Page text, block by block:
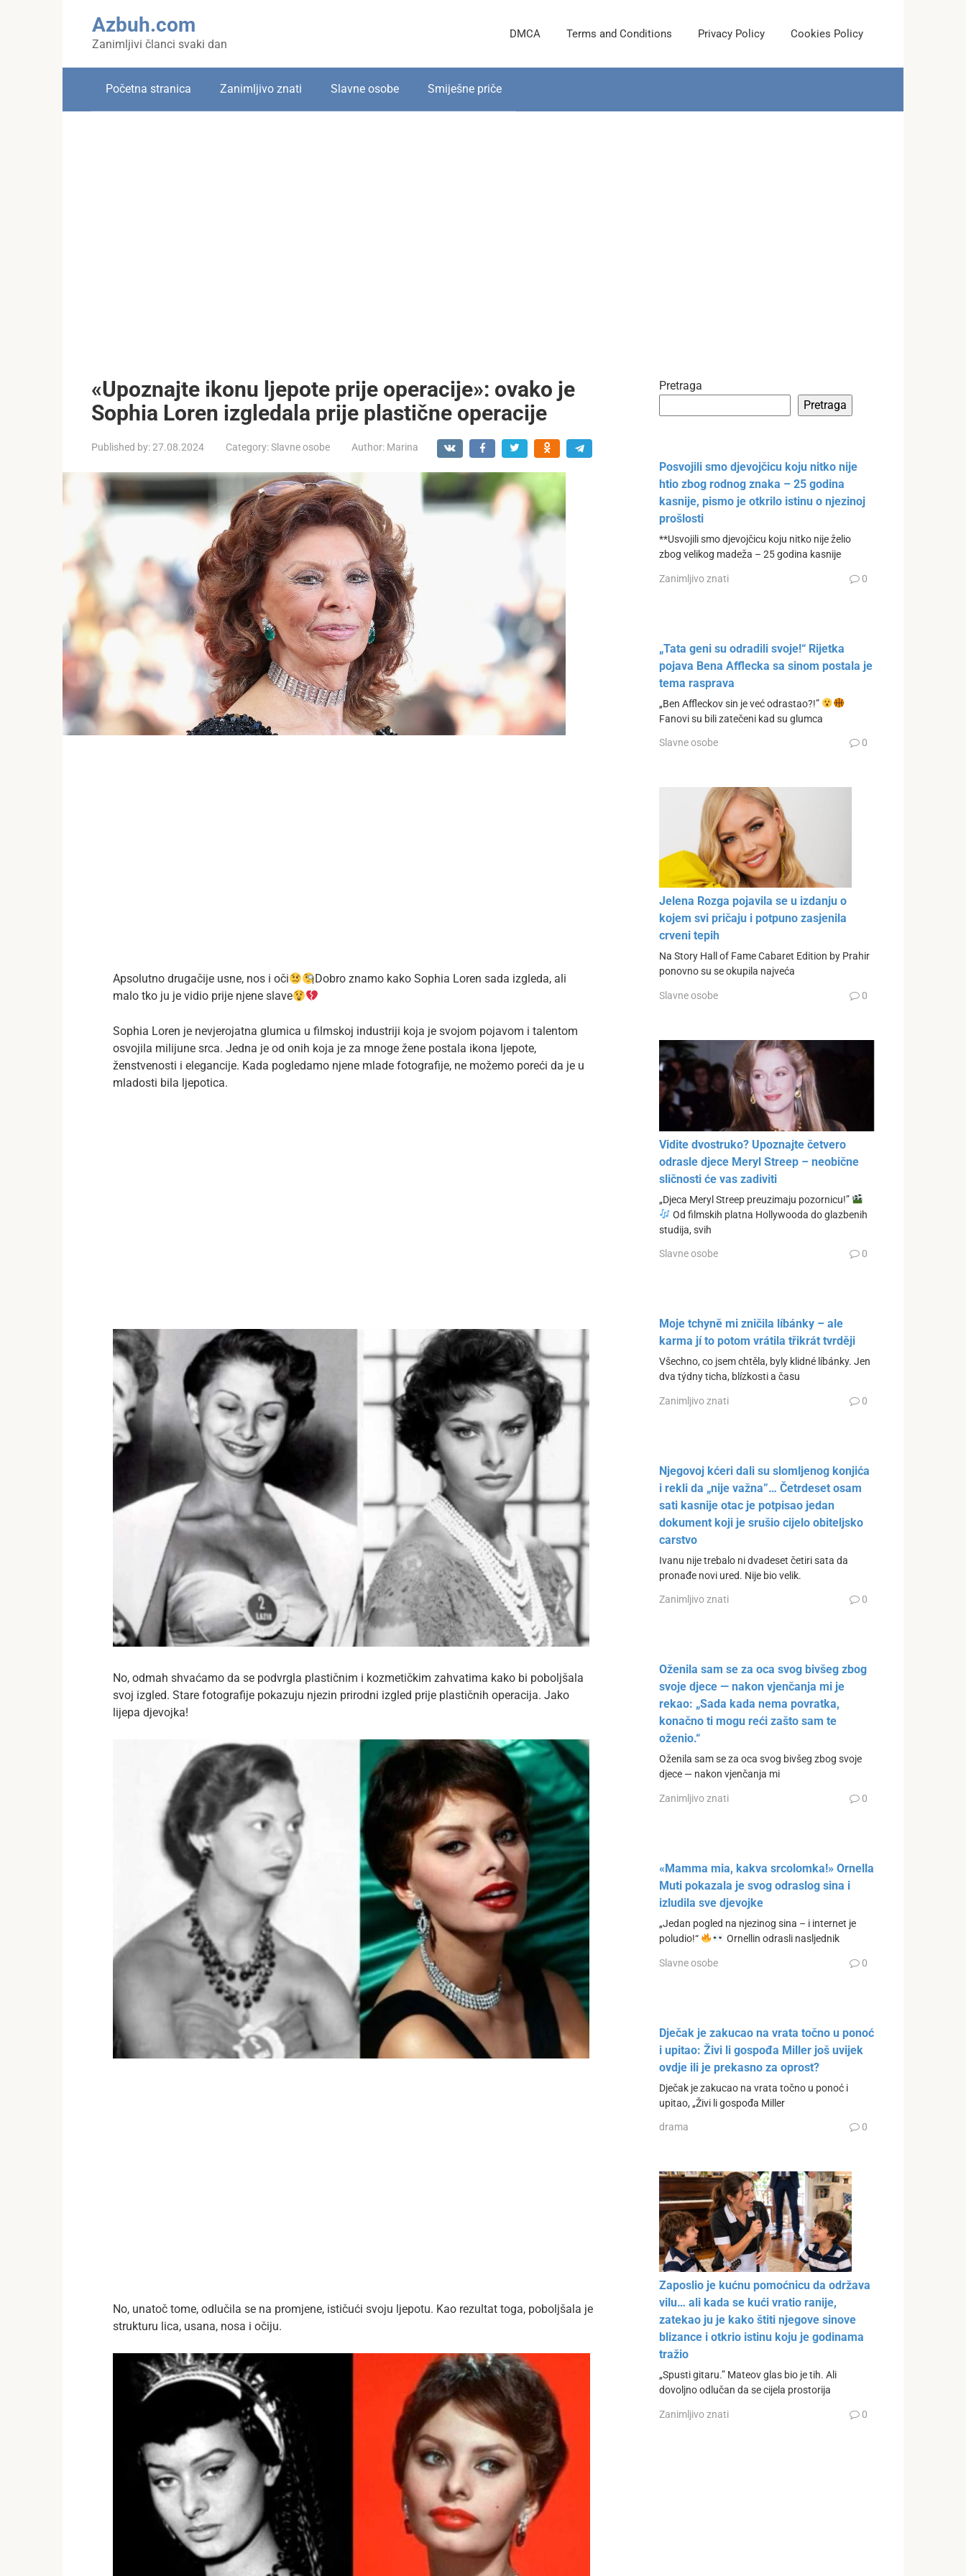
Azbuh.com
Zanimljivi članci svaki dan
DMCA Terms and Conditions Privacy Policy Cookies Policy
Početna stranica Zanimljivo znati Slavne osobe Smiješne priče
«Upoznajte ikonu ljepote prije operacije»: ovako je
Sophia Loren izgledala prije plastične operacije
Published by:27.08.2024 Category:Slavne osobe Author: Marina
Apsolutno drugačije usne, nos i oči
Dobro znamo kako Sophia Loren sada izgleda, ali
malo tko ju je vidio prije njene slave
Sophia Loren je nevjerojatna glumica u filmskoj industriji koja je svojom pojavom i talentom
osvojila milijune srca. Jedna je od onih koja je za mnoge žene postala ikona ljepote,
ženstvenosti i elegancije. Kada pogledamo njene mlade fotografije, ne možemo poreći da je u
mladosti bila ljepotica.
No, odmah shvaćamo da se podvrgla plastičnim i kozmetičkim zahvatima kako bi poboljšala
svoj izgled. Stare fotografije pokazuju njezin prirodni izgled prije plastičnih operacija. Jako
lijepa djevojka!
No, unatoč tome, odlučila se na promjene, ističući svoju ljepotu. Kao rezultat toga, poboljšala je
strukturu lica, usana, nosa i očiju.
Pretraga
Pretraga
Posvojili smo djevojčicu koju nitko nije
htio zbog rodnog znaka – 25 godina
kasnije, pismo je otkrilo istinu o njezinoj
prošlosti
**Usvojili smo djevojčicu koju nitko nije želio
zbog velikog madeža – 25 godina kasnije
Zanimljivo znati 0
„Tata geni su odradili svoje!“ Rijetka
pojava Bena Afflecka sa sinom postala je
tema rasprava
„Ben Affleckov sin je već odrastao?!”
Fanovi su bili zatečeni kad su glumca
Slavne osobe 0
Jelena Rozga pojavila se u izdanju o
kojem svi pričaju i potpuno zasjenila
crveni tepih
Na Story Hall of Fame Cabaret Edition by Prahir
ponovno su se okupila najveća
Slavne osobe 0
Vidite dvostruko? Upoznajte četvero
odrasle djece Meryl Streep – neobične
sličnosti će vas zadiviti
„Djeca Meryl Streep preuzimaju pozornicu!”
Od filmskih platna Hollywooda do glazbenih
studija, svih
Slavne osobe 0
Moje tchyně mi zničila líbánky – ale
karma jí to potom vrátila třikrát tvrději
Všechno, co jsem chtěla, byly klidné líbánky. Jen
dva týdny ticha, blízkosti a času
Zanimljivo znati 0
Njegovoj kćeri dali su slomljenog konjića
i rekli da „nije važna”… Četrdeset osam
sati kasnije otac je potpisao jedan
dokument koji je srušio cijelo obiteljsko
carstvo
Ivanu nije trebalo ni dvadeset četiri sata da
pronađe novi ured. Nije bio velik.
Zanimljivo znati 0
Oženila sam se za oca svog bivšeg zbog
svoje djece — nakon vjenčanja mi je
rekao: „Sada kada nema povratka,
konačno ti mogu reći zašto sam te
oženio.“
Oženila sam se za oca svog bivšeg zbog svoje
djece — nakon vjenčanja mi
Zanimljivo znati 0
«Mamma mia, kakva srcolomka!» Ornella
Muti pokazala je svog odraslog sina i
izludila sve djevojke
„Jedan pogled na njezinog sina – i internet je
poludio!“
Ornellin odrasli nasljednik
Slavne osobe 0
Dječak je zakucao na vrata točno u ponoć
i upitao: Živi li gospođa Miller još uvijek
ovdje ili je prekasno za oprost?
Dječak je zakucao na vrata točno u ponoć i
upitao, „Živi li gospođa Miller
drama 0
Zaposlio je kućnu pomoćnicu da održava
vilu… ali kada se kući vratio ranije,
zatekao ju je kako štiti njegove sinove
blizance i otkrio istinu koju je godinama
tražio
„Spusti gitaru.” Mateov glas bio je tih. Ali
dovoljno odlučan da se cijela prostorija
Zanimljivo znati 0